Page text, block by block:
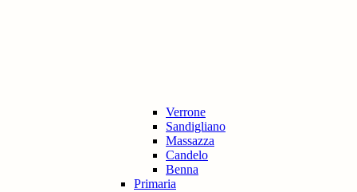
Verrone
Sandigliano
Massazza
Candelo
Benna
Primaria